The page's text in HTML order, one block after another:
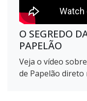
O SEGREDO
PAPELÃO
Veja o vídeo
de Papelão direto